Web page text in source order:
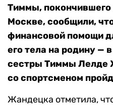
Тиммы, покончившего
Москве, сообщили,
финансовой помощи
его тела на родину —
сестры Тиммы Лелде
со спортсменом
Жандецка отметила,